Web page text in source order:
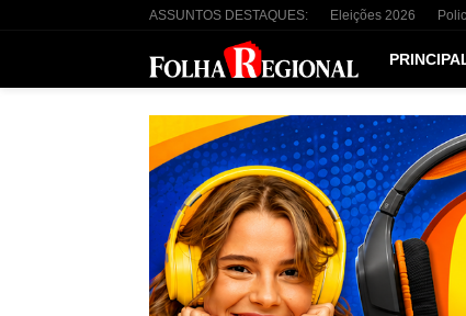
ASSUNTOS DESTAQUES: Eleições 2026